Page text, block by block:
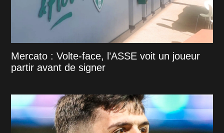
Mercato : Volte-face, l’ASSE voit un joueur
partir avant de signer